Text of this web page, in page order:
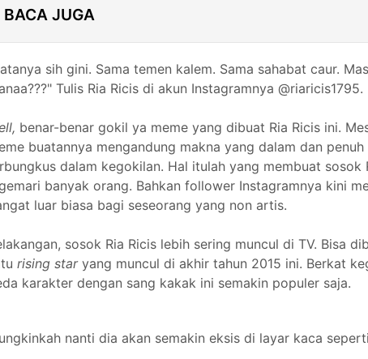
BACA JUGA
sih gini. Sama temen kalem. Sama sahabat caur.
Tulis Ria Ricis di akun Instagramnya @riaricis1795.
benar-benar gokil ya meme yang dibuat Ria Ricis ini.
buatannya mengandung makna yang dalam dan
dalam kegokilan. Hal itulah yang membuat sosok
banyak orang. Bahkan follower Instagramnya kini
luar biasa bagi seseorang yang non artis.
sosok Ria Ricis lebih sering muncul di TV. Bisa
rising star yang muncul di akhir tahun 2015 ini. Berkat
karakter dengan sang kakak ini semakin populer saja.
nanti dia akan semakin eksis di layar kaca